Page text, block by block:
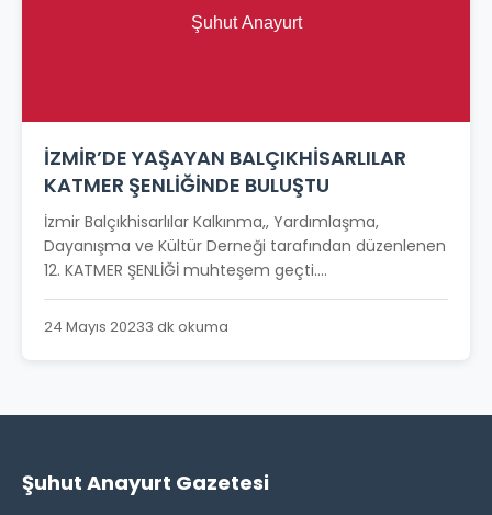
İZMİR’DE YAŞAYAN BALÇIKHİSARLILAR
KATMER ŞENLİĞİNDE BULUŞTU
İzmir Balçıkhisarlılar Kalkınma,, Yardımlaşma,
Dayanışma ve Kültür Derneği tarafından düzenlenen
12. KATMER ŞENLİĞİ muhteşem geçti....
24 Mayıs 20233 dk okuma
Şuhut Anayurt Gazetesi